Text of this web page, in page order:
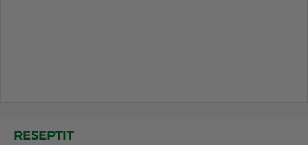
RESEPTIT